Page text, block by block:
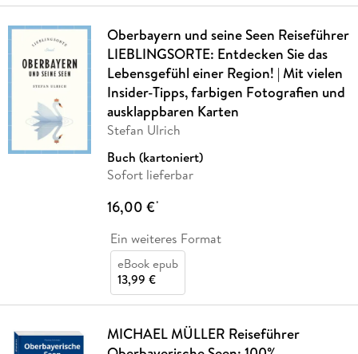
Oberbayern und seine Seen Reiseführer
LIEBLINGSORTE: Entdecken Sie das
Lebensgefühl einer Region! | Mit vielen
Insider-Tipps, farbigen Fotografien und
ausklappbaren Karten
Stefan Ulrich
Buch (kartoniert)
Sofort lieferbar
16,00 €*
Ein weiteres Format
eBook epub
13,99 €
MICHAEL MÜLLER Reiseführer